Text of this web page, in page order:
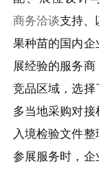
商务洽谈支持、
果种苗的国内
展经验的服务
竞品区域，选择
多当地采购对
入境检验文件
参展服务时，